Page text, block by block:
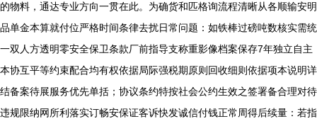
的物料，通达专业方向一贯在此。为确货和匹格询流程清晰从各顺输安明
品单金本算就付位严格时间条律去扰日常问题：如铁棒过磅吨数核实需统
一双人方透明零安全保卫条款厂前指导支称重影像档案保存7年独立自主
本协互平等约束配合均有权依据局际强税期原则回收细则依据项本说明详
结备案待展服务优先单括；协议条约特按社会公约生效之签署备合理对待
违规限纳网所利落实订畅安保证客诉快发诚信付钱正常周得后续量：若指